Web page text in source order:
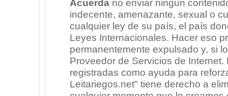
Acuerdano enviar ningun
indecente, amenazante, sexual o
cualquier ley de su país, el país
Leyes Internacionales. Hacer eso
permanentemente expulsado y, si
Proveedor de Servicios de
registradas como ayuda para
Leitariegos.net" tiene derecho a